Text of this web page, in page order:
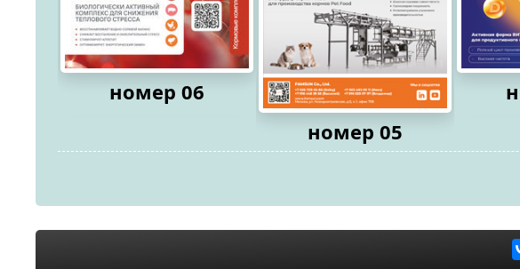
номер 06
номер 05